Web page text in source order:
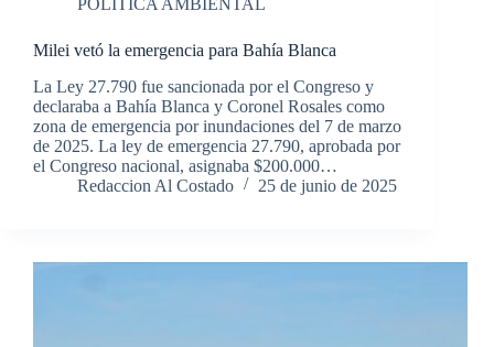
Milei vetó la emergencia para Bahía Blanca
La Ley 27.790 fue sancionada por el Congreso y
declaraba a Bahía Blanca y Coronel Rosales como
zona de emergencia por inundaciones del 7 de marzo
de 2025. La ley de emergencia 27.790, aprobada por
el Congreso nacional, asignaba $200.000…
Redaccion Al Costado
25 de junio de 2025